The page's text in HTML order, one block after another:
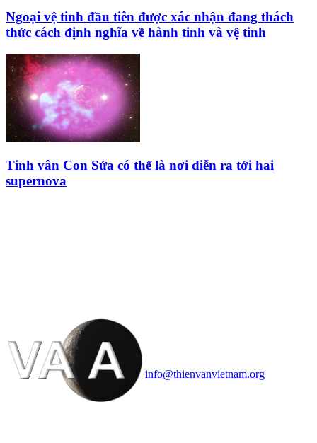
Ngoại vệ tinh đầu tiên được xác nhận đang thách
thức cách định nghĩa về hành tinh và vệ tinh
Tinh vân Con Sứa có thể là nơi diễn ra tới hai
supernova
info@thienvanvietnam.org